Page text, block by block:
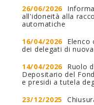
26/06/2026
all'idoneità alla
automatiche
16/04/2026 Elenco
dei delegati di
14/04/2026 Ruolo
Depositario del
e presidi a tutela
23/12/2025